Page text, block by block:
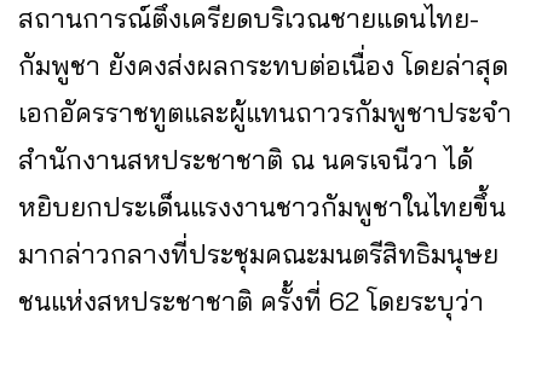
สถานการณ์ตึงเครียดบริเวณชายแดนไทย-
กัมพูชา ยังคงส่งผลกระทบต่อเนื่อง โดยล่าสุด
เอกอัครราชทูตและผู้แทนถาวรกัมพูชาประจำ
สำนักงานสหประชาชาติ ณ นครเจนีวา ได้
หยิบยกประเด็นแรงงานชาวกัมพูชาในไทยขึ้น
มากล่าวกลางที่ประชุมคณะมนตรีสิทธิมนุษย
ชนแห่งสหประชาชาติ ครั้งที่ 62 โดยระบุว่า